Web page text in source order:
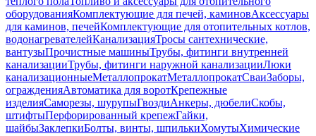
оборудованияКомплектующие для печей, каминовАксессуары
для каминов, печейКомплектующие для отопительных котлов,
водонагревателейКанализацияТросы сантехнические,
вантузыПрочистные машиныТрубы, фитинги внутренней
канализацииТрубы, фитинги наружной канализацииЛюки
канализационныеМеталлопрокатМеталлопрокатСваиЗаборы,
огражденияАвтоматика для воротКрепежные
изделияСаморезы, шурупыГвоздиАнкеры, дюбелиСкобы,
штифтыПерфорированный крепежГайки,
шайбыЗаклепкиБолты, винты, шпилькиХомутыХимические